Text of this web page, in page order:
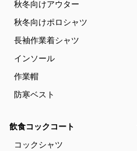
秋冬向けアウター
秋冬向けポロシャツ
長袖作業着シャツ
インソール
作業帽
防寒ベスト
飲食コックコート
コックシャツ